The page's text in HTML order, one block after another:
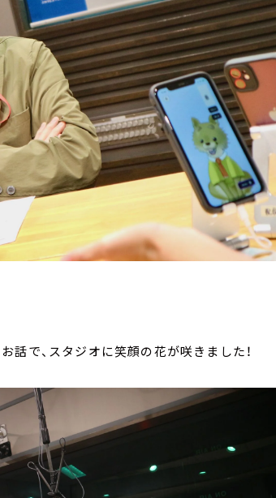
話で、スタジオに笑顔の花が咲きました！